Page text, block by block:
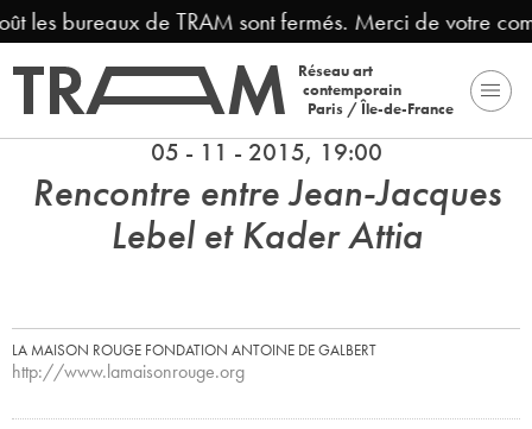
les bureaux de TRAM sont fermés. Merci de votre
Réseau art
contemporain
Paris / Île-de-France
05 - 11 - 2015, 19:00
Rencontre entre Jean-Jacques
Lebel et Kader Attia
LA MAISON ROUGE FONDATION ANTOINE DE GALBERT
http://www.lamaisonrouge.org